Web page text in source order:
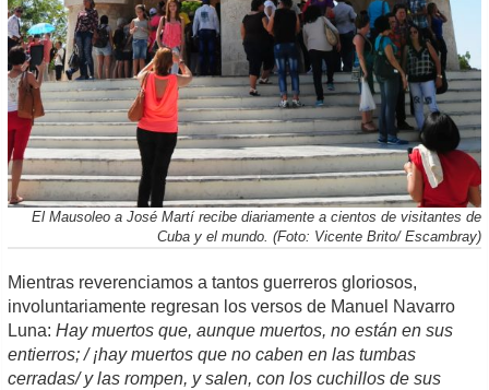
El Mausoleo a José Martí recibe diariamente a cientos de visitantes de
Cuba y el mundo. (Foto: Vicente Brito/ Escambray)
Mientras reverenciamos a tantos guerreros gloriosos,
involuntariamente regresan los versos de Manuel Navarro
Luna:Hay muertos que, aunque muertos, no están en sus
entierros; / ¡hay muertos que no caben en las tumbas
cerradas/ y las rompen, y salen, con los cuchillos de sus